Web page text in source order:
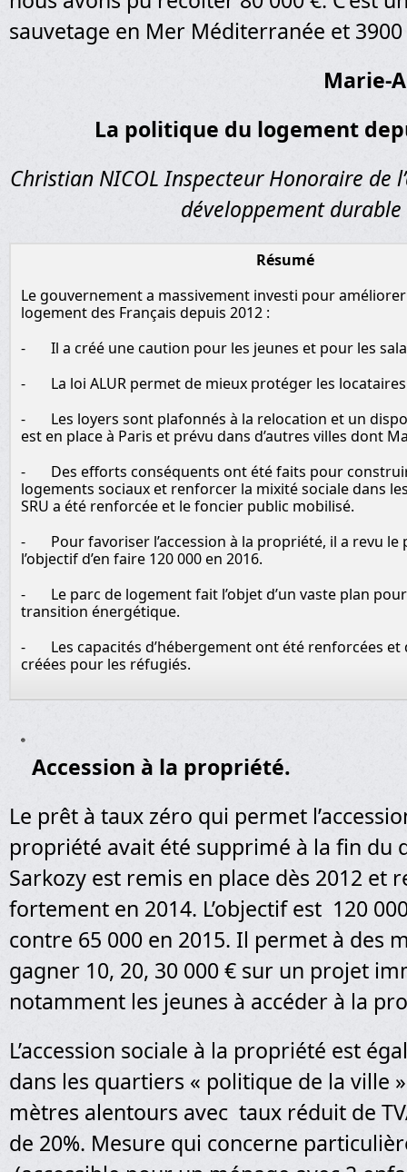
sauvetage en Mer Méditerranée et 3900
Marie-
La politique du logement
Christian NICOL Inspecteur Honoraire de
développement durable
Résumé
Le gouvernement a massivement investi pour
logement des Français depuis 2012 :
- Il a créé une caution pour les jeunes et pour les
- La loi ALUR permet de mieux protéger les
- Les loyers sont plafonnés à la relocation et un
est en place à Paris et prévu dans d’autres villes dont
- Des efforts conséquents ont été faits pour
logements sociaux et renforcer la mixité sociale dans
SRU a été renforcée et le foncier public mobilisé.
- Pour favoriser l’accession à la propriété, il a revu le
l’objectif d’en faire 120 000 en 2016.
- Le parc de logement fait l’objet d’un vaste plan
transition énergétique.
- Les capacités d’hébergement ont été renforcées et
créées pour les réfugiés.
Accession à la propriété.
Le prêt à taux zéro qui permet
propriété avait été supprimé à la fin du
Sarkozy est remis en place dès 2012 et
fortement en 2014. L’objectif est 120
contre 65 000 en 2015. Il permet à des
gagner 10, 20, 30 000 € sur un projet
notamment les jeunes à accéder à la
L’accession sociale à la propriété est
dans les quartiers « politique de la ville
mètres alentours avec taux réduit de
de 20%. Mesure qui concerne